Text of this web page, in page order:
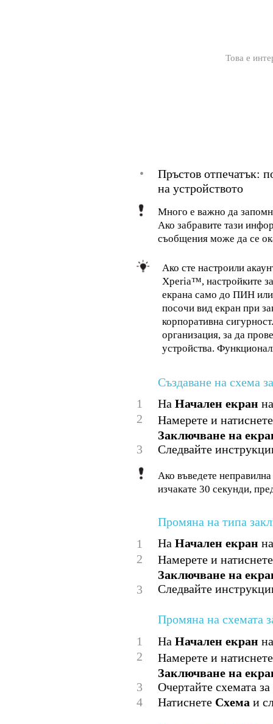
Това е
•
Пръстов отпечатък:
на устройството
Много е важно да
Ако забравите тази
съобщения може да се
Ако сте настроили
Xperia™, настройките
екрана само до ПИН или
посочи вид екран при
корпоративна
организация, за да
устройства.
Създаване на схема
1
На Начален екран
2
Намерете и
Заключване на
3
Следвайте
Ако въведете
изчакате 30 секунди,
Промяна на типа
1
На Начален екран
2
Намерете и
Заключване на
3
Следвайте
Промяна на схемата
1
На Начален екран
2
Намерете и
Заключване на
3
Очертайте схемата
4
Натиснете Схема и